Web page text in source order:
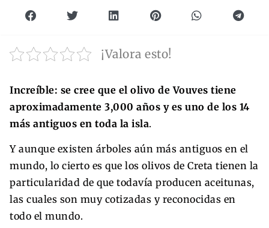
¡Valora esto!
Increíble: se cree que el olivo de Vouves tiene
aproximadamente 3,000 años y es uno de los 14
más antiguos en toda la isla.
Y aunque existen árboles aún más antiguos en el
mundo, lo cierto es que los olivos de Creta tienen la
particularidad de que todavía producen aceitunas,
las cuales son muy cotizadas y reconocidas en
todo el mundo.